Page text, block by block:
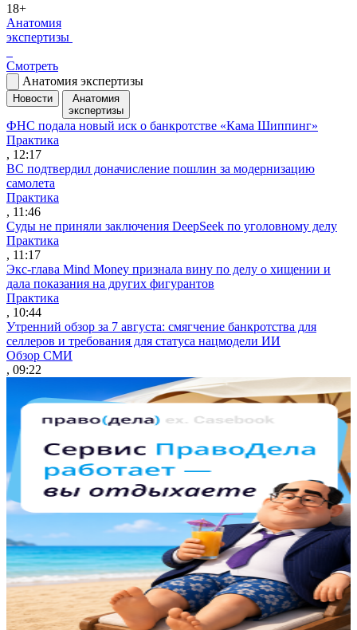
18+
Анатомия
экспертизы
Смотреть
Анатомия экспертизы
Новости
Анатомия
экспертизы
ФНС подала новый иск о банкротстве «Кама Шиппинг»
Практика
, 12:17
ВС подтвердил доначисление пошлин за модернизацию
самолета
Практика
, 11:46
Суды не приняли заключения DeepSeek по уголовному делу
Практика
, 11:17
Экс-глава Mind Money признала вину по делу о хищении и
дала показания на других фигурантов
Практика
, 10:44
Утренний обзор за 7 августа: смягчение банкротства для
селлеров и требования для статуса нацмодели ИИ
Обзор СМИ
, 09:22